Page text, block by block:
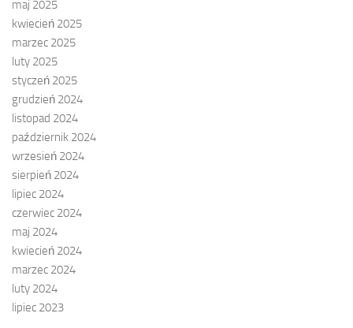
maj 2025
kwiecień 2025
marzec 2025
luty 2025
styczeń 2025
grudzień 2024
listopad 2024
październik 2024
wrzesień 2024
sierpień 2024
lipiec 2024
czerwiec 2024
maj 2024
kwiecień 2024
marzec 2024
luty 2024
lipiec 2023